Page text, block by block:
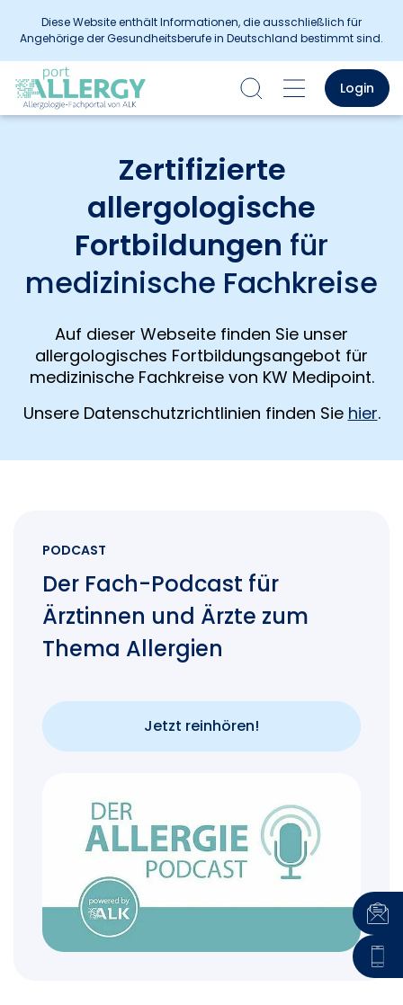
Diese Website enthält Informationen, die ausschließlich für
Angehörige der Gesundheitsberufe in Deutschland bestimmt sind.
Login
Zertifizierte
allergologische
Fortbildungen für
medizinische Fachkreise
Auf dieser Webseite finden Sie unser
allergologisches Fortbildungsangebot für
medizinische Fachkreise von KW Medipoint.
Unsere Datenschutzrichtlinien finden Sie hier.
PODCAST
Der Fach-Podcast für
Ärztinnen und Ärzte zum
Thema Allergien
Jetzt reinhören!